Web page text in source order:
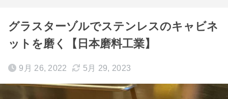
グラスターゾルでステンレスのキャビネ
ットを磨く【日本磨料工業】
9月 26, 2022 5月 29, 2023